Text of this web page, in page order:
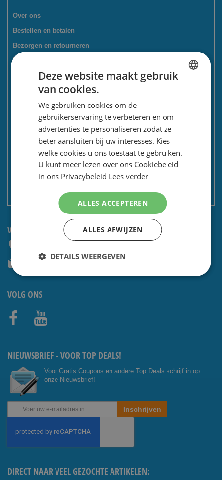
Over ons
Bestellen en betalen
Bezorgen en retourneren
Tevredenheidsgarantie
Kadoservice
Bedrijven / zakelijk
Meest gestelde vragen
Contactformulier
Nieuwsbrief
Privacy en security
Algemene voorwaarden
Non EU: Belasting / douane
VRAGEN? NEEM CONTACT OP:
service@shavesavings.com
VOLG ONS
NIEUWSBRIEF - VOOR TOP DEALS!
Voor Gratis Coupons en andere Top Deals schrijf in op
onze Nieuwsbrief!
Abonneer
onze
Inschrijven
DIRECT NAAR VEEL GEZOCHTE ARTIKELEN:
Deze website maakt gebruik
van cookies.
We gebruiken cookies om de
gebruikerservaring te verbeteren en om
advertenties te personaliseren zodat ze
beter aansluiten bij uw interesses. Kies
welke cookies u ons toestaat te gebruiken.
U kunt meer lezen over ons Cookiebeleid
in ons Privacybeleid Lees verder
ALLES ACCEPTEREN
ALLES AFWIJZEN
DETAILS WEERGEVEN